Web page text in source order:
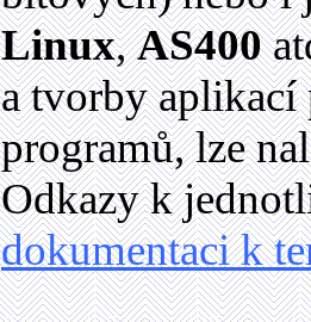
Linux,AS400
a tvorby aplikací
programů, lze
Odkazy k
dokumentaci k